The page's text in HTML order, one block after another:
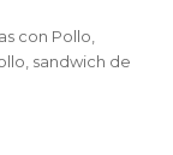
con Pollo
sandwich de